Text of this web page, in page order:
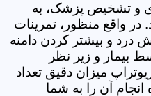
و تشخیص پزشک، به
در واقع منظور، تمرینات
و بیشتر کردن دامنه
بیمار و زیر نظر
میزان دقیق تعداد
آن را به شما